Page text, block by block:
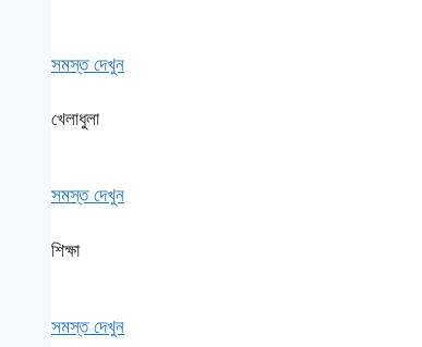
সমস্ত দেখুন
খেলাধুলা
সমস্ত দেখুন
শিক্ষা
সমস্ত দেখুন